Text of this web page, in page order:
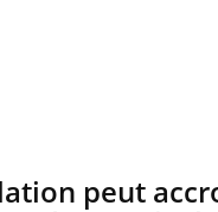
peut